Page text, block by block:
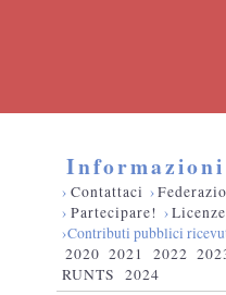
Informazioni
› Contattaci ›
› Partecipare! ›Licenze
›Contributi pubblici
2020 2021 2022
RUNTS
2024